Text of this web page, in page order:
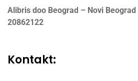
Alibris doo Beograd – Novi Beograd
20862122
Kontakt: